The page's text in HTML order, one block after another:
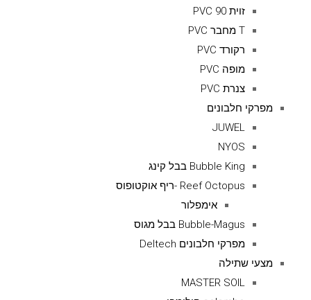
זוית 90 PVC
T מחבר PVC
רקורד PVC
מופה PVC
צנרת PVC
מפרקי חלבונים
JUWEL
NYOS
Bubble King בבל קינג
Reef Octopus -ריף אוקטופוס
אימפלור
Bubble-Magus בבל מגוס
מפרקי חלבונים Deltech
מצעי שתילה
MASTER SOIL